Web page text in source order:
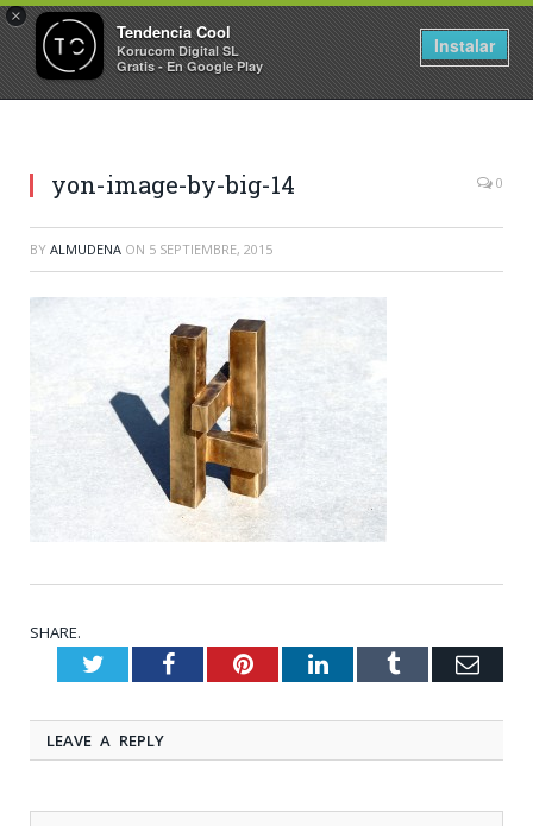
×
Tendencia Cool
Korucom Digital SL
Gratis - En Google Play
Instalar
yon-image-by-big-14 0
BY ALMUDENA ON 5 SEPTIEMBRE, 2015
SHARE.
TwitterFacebookPinterestLinkedInTumblr
LEAVE A REPLY